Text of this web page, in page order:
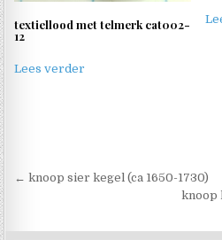
textiellood met telmerk cat002-
12
Lees verder
Berichtnavigatie
← knoop sier kegel (ca 1650-1730)
knoop